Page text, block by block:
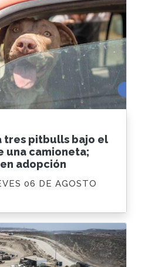
tres pitbulls bajo el
una camioneta;
adopción
06 DE AGOSTO